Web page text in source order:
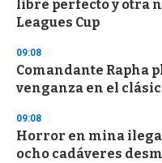
libre perfecto y otra
Leagues Cup
09:08
Comandante Rapha
venganza en el
09:08
Horror en mina
ocho cadáveres